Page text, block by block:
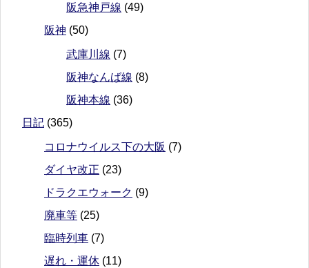
阪急神戸線 (49)
阪神 (50)
武庫川線 (7)
阪神なんば線 (8)
阪神本線 (36)
日記 (365)
コロナウイルス下の大阪 (7)
ダイヤ改正 (23)
ドラクエウォーク (9)
廃車等 (25)
臨時列車 (7)
遅れ・運休 (11)